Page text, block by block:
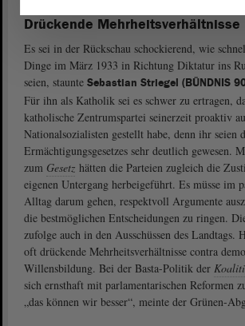
Drückende Mehrheitsverhältnisse
Es sei in der Rückschau schockierend, wie
Dinge im März 1933 in Richtung Diktatur ins
seien, staunte Sebastian Striegel (BÜNDNIS
Für ihn als Katholik sei es schwer zu ertragen,
katholische Zentrumspartei seinerzeit proaktiv
Nationalsozialisten gestellt habe, denn ihr seien
Ermächtigungsgesetzes sehr deutlich gewesen.
zum Gesetz hätten die Parteien zugleich die
eigenen Untergang herbeigeführt. Es müsse im
Alltag darum gehen, respektvoll Argumente
die bestmöglichen Entscheidungen zu ringen.
zufolge auch in den Ausschüssen des Landtags.
oft drückende Mehrheitsverhältnisse contra
Willensbildung. Bei der Basta-Politik der
sich ernsthaft mit parlamentarischen Reformen
„das können wir besser“, meinte der Grünen-